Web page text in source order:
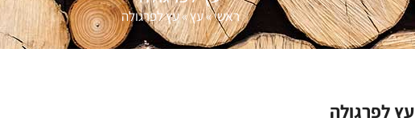
ראשי»עץ»עץ לפרגולה
עץ לפרגולה